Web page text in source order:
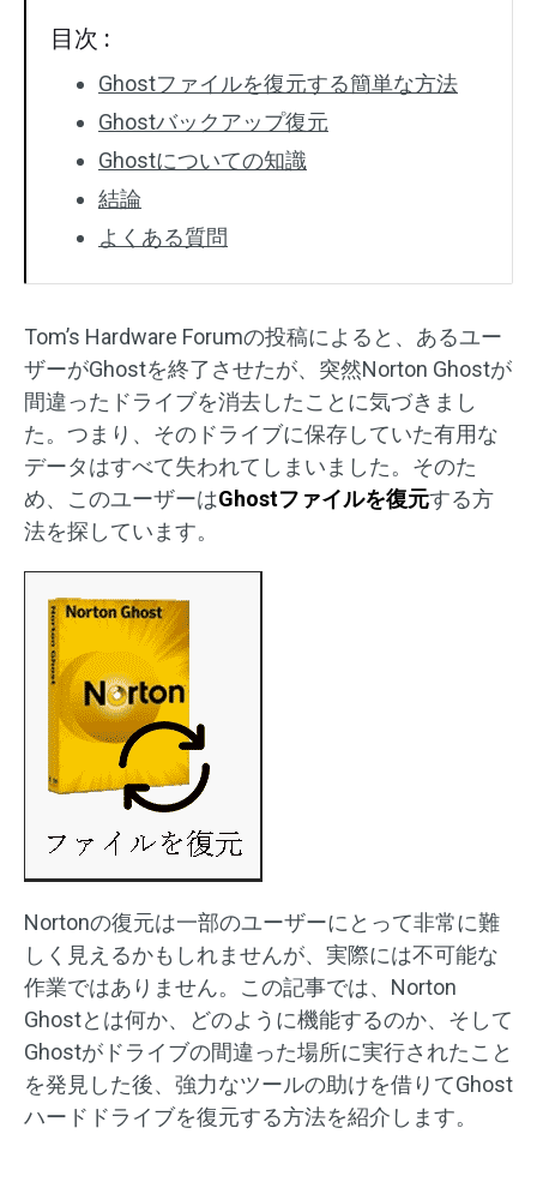
目次 :
Ghostファイルを復元する簡単な方法
Ghostバックアップ復元
Ghostについての知識
結論
よくある質問
Tom’s Hardware Forumの投稿によると、あるユー
ザーがGhostを終了させたが、突然Norton Ghostが
間違ったドライブを消去したことに気づきまし
た。つまり、そのドライブに保存していた有用な
データはすべて失われてしまいました。そのた
め、このユーザーはGhostファイルを復元する方
法を探しています。
Nortonの復元は一部のユーザーにとって非常に難
しく見えるかもしれませんが、実際には不可能な
作業ではありません。この記事では、Norton
Ghostとは何か、どのように機能するのか、そして
Ghostがドライブの間違った場所に実行されたこと
を発見した後、強力なツールの助けを借りてGhost
ハードドライブを復元する方法を紹介します。